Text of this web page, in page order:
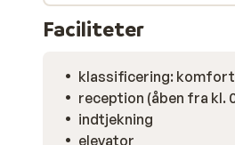
Faciliteter
klassificering: komfort
reception (åben fra kl.
indtjekning
elevator